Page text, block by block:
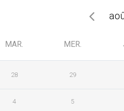
MAR. MER.
28 29
4 5